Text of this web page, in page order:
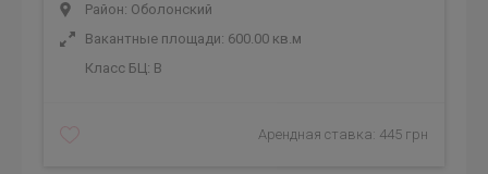
Район: Оболонский
Вакантные площади: 600.00 кв.м
Класс БЦ: B
Арендная ставка: 445 грн